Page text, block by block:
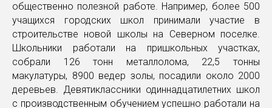
общественно полезной работе. Например, более 500
учащихся городских школ принимали участие в
строительстве новой школы на Северном поселке.
Школьники работали на пришкольных участках,
собрали 126 тонн металлолома, 22,5 тонны
макулатуры, 8900 ведер золы, посадили около 2000
деревьев. Девятиклассники одиннадцатилетних школ
с производственным обучением успешно работали на